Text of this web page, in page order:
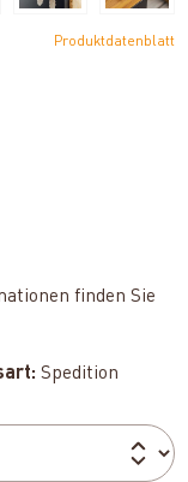
Produktdatenblatt
finden Sie
Spedition